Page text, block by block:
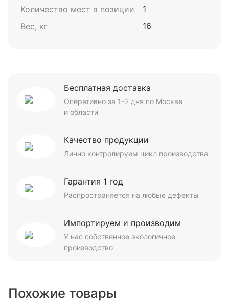
Количество мест в позиции
1
Вес, кг
16
Бесплатная доставка
Оперативно за 1–2 дня по Москве
и области
Качество продукции
Лично контролируем цикл производства
Гарантия 1 год
Распространяется на любые дефекты
Импортируем и производим
У нас собственное экологичное
производство
Похожие товары